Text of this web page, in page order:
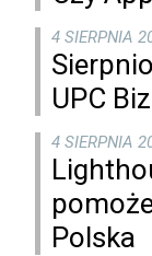
4 SIERPNIA
UPC
4 SIERPNIA
Polska